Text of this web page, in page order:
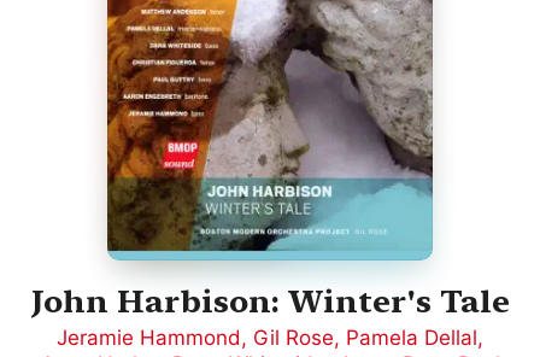
Buscar
John Harbison: Winter's Tale
Jeramie Hammond, Gil Rose, Pamela Dellal,